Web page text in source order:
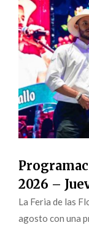
2026 –
La Feria de las
agosto con una